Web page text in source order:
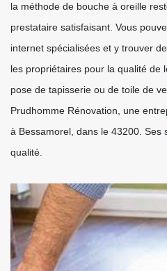
la méthode de bouche à oreille
prestataire satisfaisant. Vous
internet spécialisées et y trouver
les propriétaires pour la qualité de
pose de tapisserie ou de toile de
Prudhomme Rénovation, une
à Bessamorel, dans le 43200. Ses
qualité.